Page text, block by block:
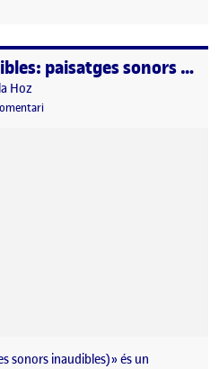
Camins intangibles: paisatges sonors inaudibles
Hoz
el Camins intangibles: paisatges
sonors inaudibles)» és un